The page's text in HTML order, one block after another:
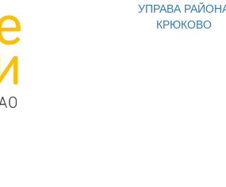
УПРАВА
КРЮКОВО